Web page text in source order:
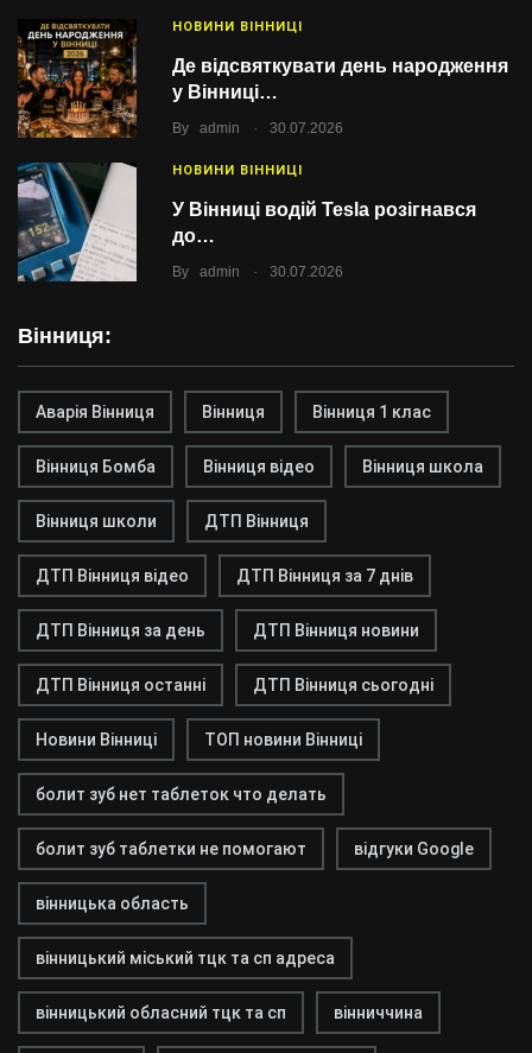
НОВИНИ ВІННИЦІ
Де відсвяткувати день народження
у Вінниці…
By admin . 30.07.2026
НОВИНИ ВІННИЦІ
У Вінниці водій Tesla розігнався
до…
By admin . 30.07.2026
Вінниця:
Аварія Вінниця Вінниця Вінниця 1 клас
Вінниця Бомба Вінниця відео Вінниця школа
Вінниця школи ДТП Вінниця
ДТП Вінниця відео ДТП Вінниця за 7 днів
ДТП Вінниця за день ДТП Вінниця новини
ДТП Вінниця останні ДТП Вінниця сьогодні
Новини Вінниці ТОП новини Вінниці
болит зуб нет таблеток что делать
болит зуб таблетки не помогают відгуки Google
вінницька область
вінницький міський тцк та сп адреса
вінницький обласний тцк та сп вінниччина